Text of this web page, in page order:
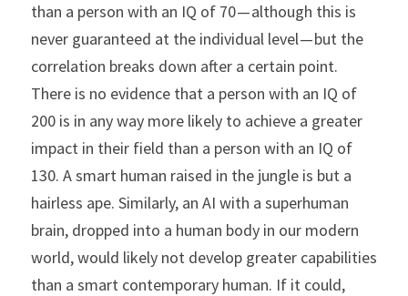
than a person with an IQ of 70 — although this is
never guaranteed at the individual level — but the
correlation breaks down after a certain point.
There is no evidence that a person with an IQ of
200 is in any way more likely to achieve a greater
impact in their field than a person with an IQ of
130. A smart human raised in the jungle is but a
hairless ape. Similarly, an AI with a superhuman
brain, dropped into a human body in our modern
world, would likely not develop greater capabilities
than a smart contemporary human. If it could,